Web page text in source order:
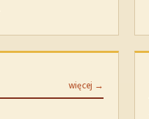
więcej →